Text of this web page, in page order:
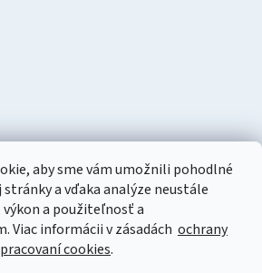
aby sme vám umožnili pohodlné
a vďaka analýze neustále
a použiteľnosť a
Viac informácii v zásadách ochrany
cookies.